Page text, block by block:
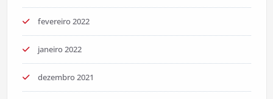
fevereiro 2022
janeiro 2022
dezembro 2021